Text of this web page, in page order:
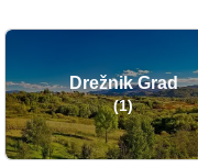
Drežnik Grad
(1)